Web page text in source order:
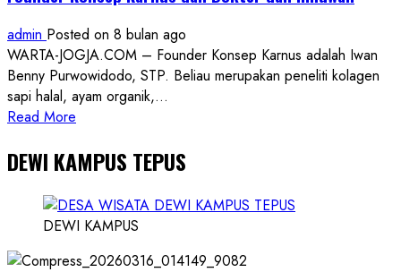
admin Posted on 8 bulan ago
WARTA-JOGJA.COM – Founder Konsep Karnus adalah Iwan
Benny Purwowidodo, STP. Beliau merupakan peneliti kolagen
sapi halal, ayam organik,...
Read More
about
Founder
Konsep
Karnus
Dokter
DEWI KAMPUS TEPUS
DEWI KAMPUS